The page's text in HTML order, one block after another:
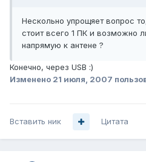
Нескольно упрощяет вопрос
стоит всего 1 ПК и возможно
напрямую к антене ?
Конечно, через USB :)
Изменено 21 июля, 2007
Вставить ник Цитата